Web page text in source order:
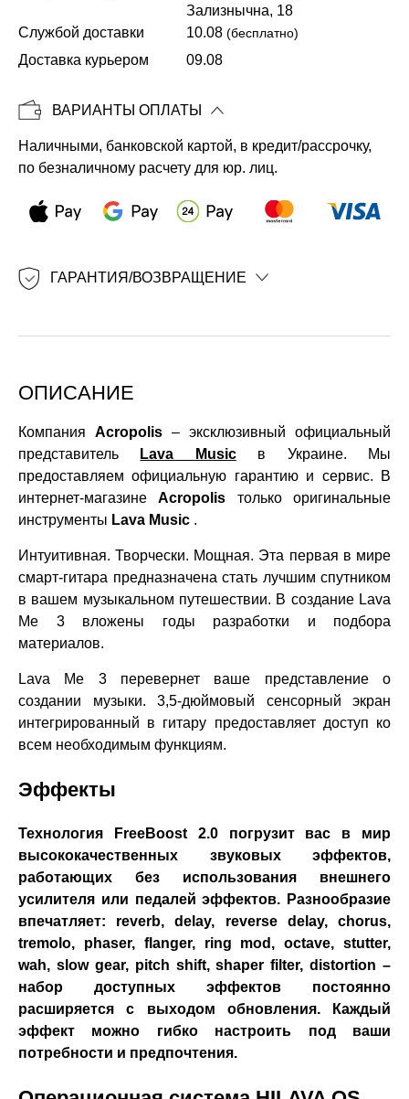
Зализнычна, 18
Службой доставки
10.08 (бесплатно)
Доставка курьером 09.08
ВАРИАНТЫ ОПЛАТЫ
Наличными, банковской картой, в кредит/рассрочку,
по безналичному расчету для юр. лиц.
ГАРАНТИЯ/ВОЗВРАЩЕНИЕ
ОПИСАНИЕ
Компания Acropolis – эксклюзивный официальный
представитель
Lava Musicв Украине. Мы
предоставляем официальную гарантию и сервис. В
интернет-магазинеAcropolis только оригинальные
инструменты Lava Music .
Интуитивная. Творчески. Мощная. Эта первая в мире
смарт-гитара предназначена стать лучшим спутником
в вашем музыкальном путешествии. В создание Lava
Me 3 вложены годы разработки и подбора
материалов.
Lava Me 3 перевернет ваше представление о
создании музыки. 3,5-дюймовый сенсорный экран
интегрированный в гитару предоставляет доступ ко
всем необходимым функциям.
Эффекты
Технология FreeBoost 2.0 погрузит вас в мир
высококачественных звуковых эффектов,
работающих без использования внешнего
усилителя или педалей эффектов. Разнообразие
впечатляет: reverb, delay, reverse delay, chorus,
tremolo, phaser, flanger, ring mod, octave, stutter,
wah, slow gear, pitch shift, shaper filter, distortion –
набор доступных эффектов постоянно
расширяется с выходом обновления. Каждый
эффект можно гибко настроить под ваши
потребности и предпочтения.